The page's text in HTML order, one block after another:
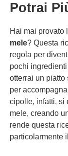
Potrai
Hai mai provato
mele? Questa
regola per
pochi
otterrai un piatto
per
cipolle, infatti, si
mele, creando
rende questa
particolarmente